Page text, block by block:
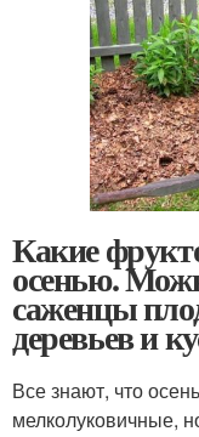
Какие
осенью.
саженцы
деревьев и
Все знают, что
мелколуковичные,